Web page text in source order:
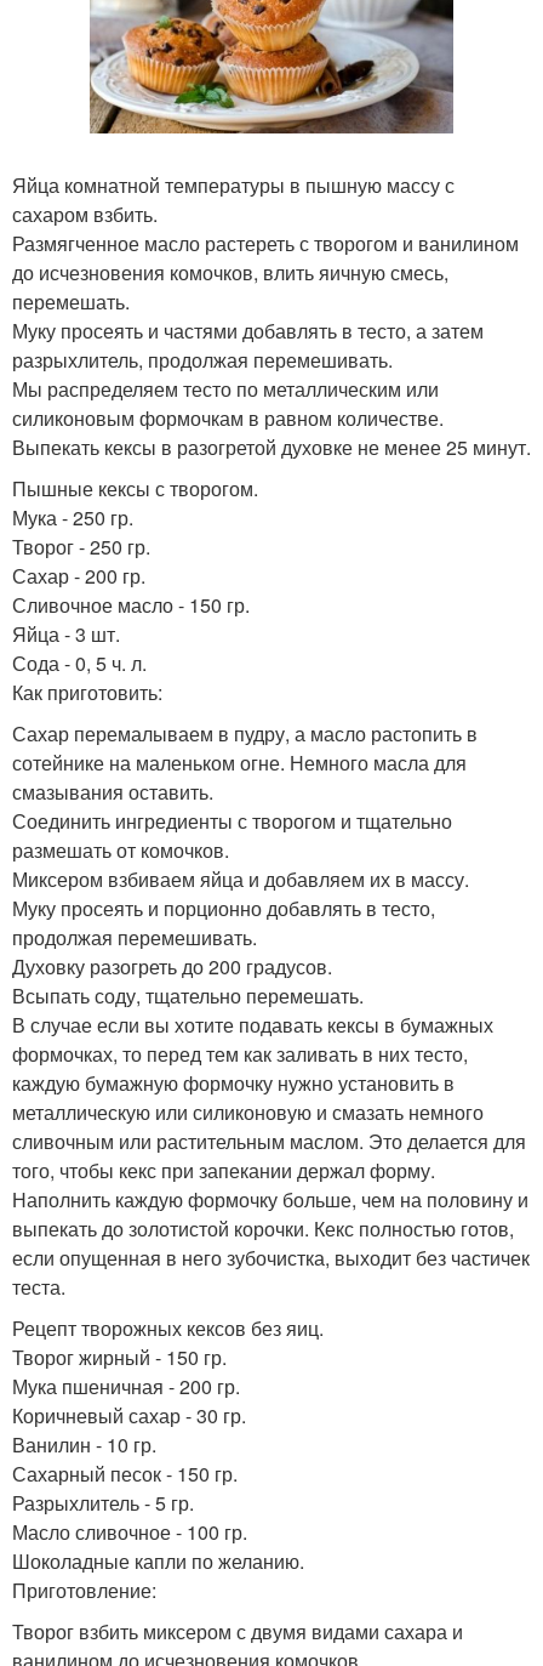
Яйца комнатной температуры в пышную массу с
сахаром взбить.
Размягченное масло растереть с творогом и ванилином
до исчезновения комочков, влить яичную смесь,
перемешать.
Муку просеять и частями добавлять в тесто, а затем
разрыхлитель, продолжая перемешивать.
Мы распределяем тесто по металлическим или
силиконовым формочкам в равном количестве.
Выпекать кексы в разогретой духовке не менее 25 минут.
Пышные кексы с творогом.
Мука - 250 гр.
Творог - 250 гр.
Сахар - 200 гр.
Сливочное масло - 150 гр.
Яйца - 3 шт.
Сода - 0, 5 ч. л.
Как приготовить:
Сахар перемалываем в пудру, а масло растопить в
сотейнике на маленьком огне. Немного масла для
смазывания оставить.
Соединить ингредиенты с творогом и тщательно
размешать от комочков.
Миксером взбиваем яйца и добавляем их в массу.
Муку просеять и порционно добавлять в тесто,
продолжая перемешивать.
Духовку разогреть до 200 градусов.
Всыпать соду, тщательно перемешать.
В случае если вы хотите подавать кексы в бумажных
формочках, то перед тем как заливать в них тесто,
каждую бумажную формочку нужно установить в
металлическую или силиконовую и смазать немного
сливочным или растительным маслом. Это делается для
того, чтобы кекс при запекании держал форму.
Наполнить каждую формочку больше, чем на половину и
выпекать до золотистой корочки. Кекс полностью готов,
если опущенная в него зубочистка, выходит без частичек
теста.
Рецепт творожных кексов без яиц.
Творог жирный - 150 гр.
Мука пшеничная - 200 гр.
Коричневый сахар - 30 гр.
Ванилин - 10 гр.
Сахарный песок - 150 гр.
Разрыхлитель - 5 гр.
Масло сливочное - 100 гр.
Шоколадные капли по желанию.
Приготовление:
Творог взбить миксером с двумя видами сахара и
ванилином до исчезновения комочков.